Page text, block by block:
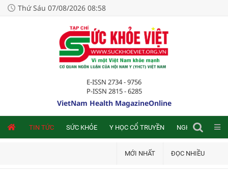
Thứ Sáu 07/08/2026 08:58
E-ISSN 2734 - 9756
P-ISSN 2815 - 6285
VietNam Health MagazineOnline
TIN TỨC SỨC KHỎE Y HỌC CỔ TRUYỀN NGHIÊN CỨU
MỚI NHẤT ĐỌC NHIỀU